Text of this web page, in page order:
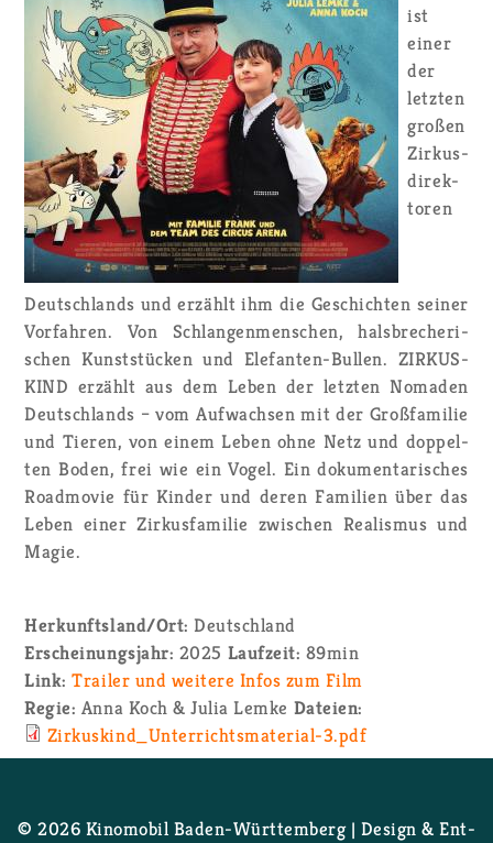
ist
einer
der
letz­ten
gro­ßen
Zir­kus­
di­rek­
to­ren
Deutsch­lands und er­zählt ihm die Ge­schich­ten sei­ner
Vor­fah­ren. Von Schlan­gen­men­schen, hals­bre­che­ri­
schen Kunst­stü­cken und Ele­fan­ten-Bul­len. ZIR­KUS­
KIND er­zählt aus dem Leben der letz­ten No­ma­den
Deutsch­lands – vom Auf­wach­sen mit der Groß­fa­mi­lie
und Tie­ren, von einem Leben ohne Netz und dop­pel­
ten Boden, frei wie ein Vogel. Ein do­ku­men­ta­ri­sches
Road­mo­vie für Kin­der und deren Fa­mi­li­en über das
Leben einer Zir­kus­fa­mi­lie zwi­schen Rea­lis­mus und
Magie.
Her­kunfts­land/Ort: Deutsch­land
Er­schei­nungs­jahr: 2025 Lauf­zeit: 89min
Link:Trai­ler und wei­te­re Infos zum Film
Regie: Anna Koch & Julia Lemke Da­tei­en:
Zir­kus­kin­d_­Un­ter­richts­ma­te­ri­al-3.pdf
© 2026 Ki­no­mo­bil Ba­den-Würt­tem­berg | De­sign & Ent­